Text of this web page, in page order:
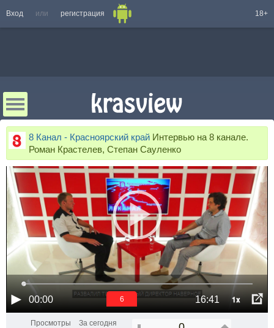
Вход или регистрация 18+
8 Канал - Красноярский край Интервью на 8 канале.
Роман Крастелев, Степан Сауленко
00:00 16:41 1x
6
Просмотры За сегодня